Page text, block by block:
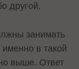
другой.
занимать
в такой
выше. Ответ